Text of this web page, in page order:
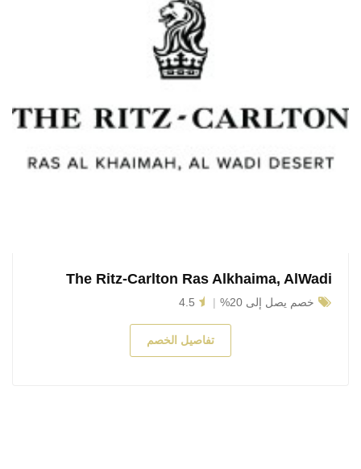
The Ritz-Carlton Ras Alkhaima, AlWadi
خصم يصل إلى 20% 4.5
تفاصيل الخصم